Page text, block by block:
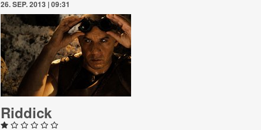
26. SEP. 2013 | 09:31
Riddick